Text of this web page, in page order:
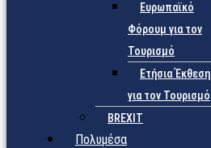
Ευρωπαϊκό
Φόρουμ για τον
Τουρισμό
Ετήσια Έκθεση
για τον Τουρισμό
BREXIT
Πολυμέσα